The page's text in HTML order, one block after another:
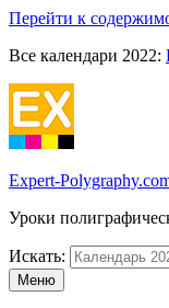
Перейти к
Все календари 2022:
Expert-
Уроки
Искать:
Меню